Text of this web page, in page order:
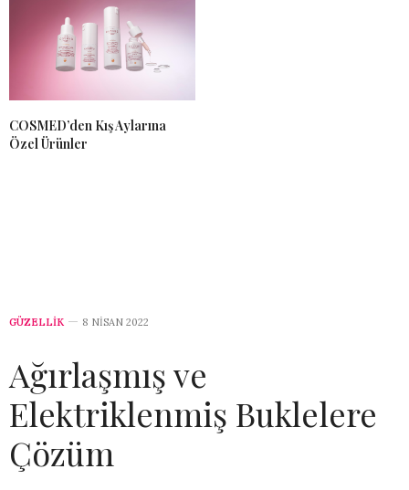
COSMED’den Kış Aylarına
Özel Ürünler
GÜZELLİK 8 NISAN 2022
Ağırlaşmış ve
Elektriklenmiş Buklelere
Çözüm